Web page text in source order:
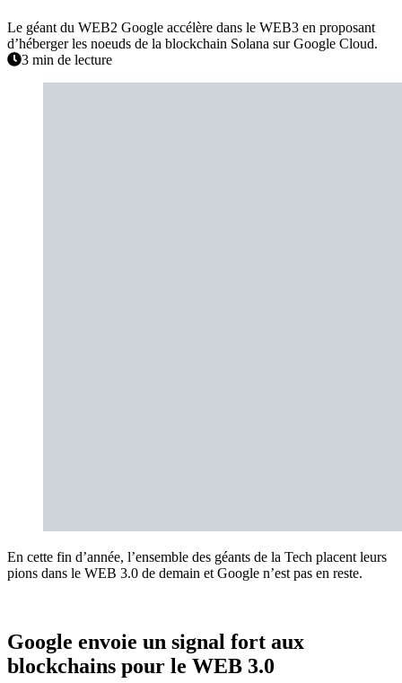
Le géant du WEB2 Google accélère dans le WEB3 en proposant
d’héberger les noeuds de la blockchain Solana sur Google Cloud.
3 min de lecture
En cette fin d’année, l’ensemble des géants de la Tech placent leurs
pions dans le WEB 3.0 de demain et Google n’est pas en reste.
Google envoie un signal fort aux
blockchains pour le WEB 3.0